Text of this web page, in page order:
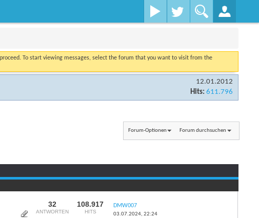
To start viewing messages, select the forum that you want to visit from the
12.01.2012
Hits: 611.796
Forum-Optionen Forum durchsuchen
32
ANTWORTEN
108.917
HITS
DMW007
03.07.2024,22:24